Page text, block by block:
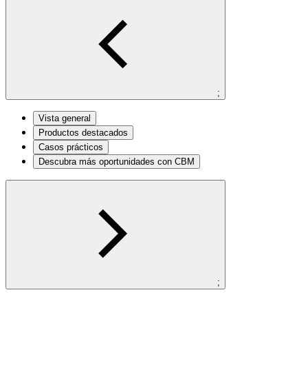
;
Vista general
Productos destacados
Casos prácticos
Descubra más oportunidades con CBM
;